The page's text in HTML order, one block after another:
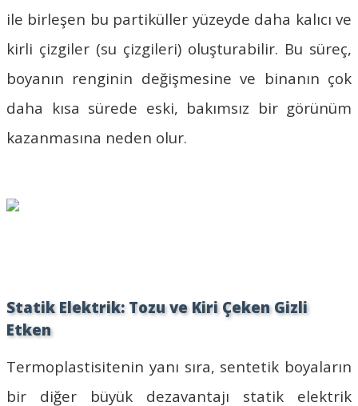
ile birleşen bu partiküller yüzeyde daha kalıcı ve
kirli çizgiler (su çizgileri) oluşturabilir. Bu süreç,
boyanın renginin değişmesine ve binanın çok
daha kısa sürede eski, bakımsız bir görünüm
kazanmasına neden olur.
Statik Elektrik: Tozu ve Kiri Çeken Gizli
Etken
Termoplastisitenin yanı sıra, sentetik boyaların
bir diğer büyük dezavantajı statik elektrik